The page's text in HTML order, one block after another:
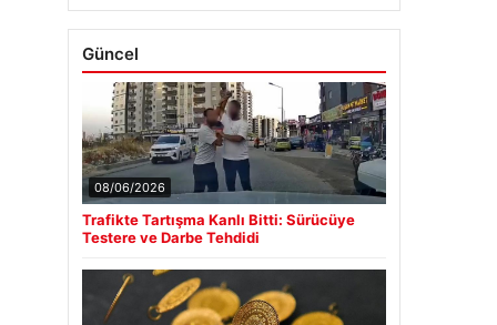
Güncel
08/06/2026
Trafikte Tartışma Kanlı Bitti: Sürücüye
Testere ve Darbe Tehdidi